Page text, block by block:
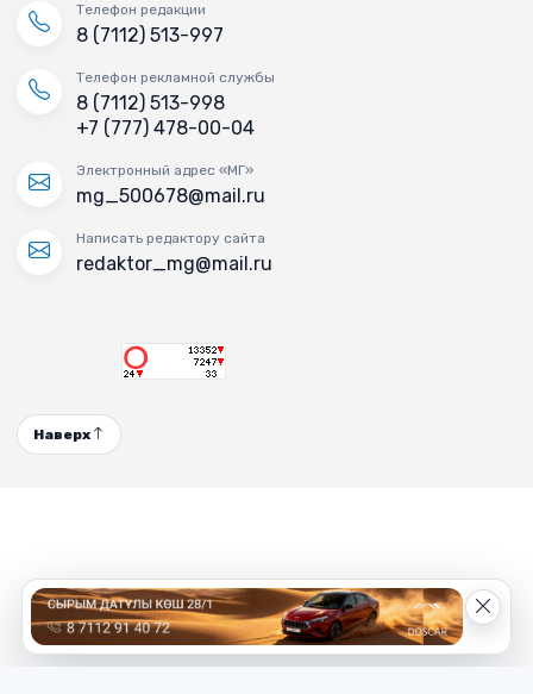
Телефон редакции
8 (7112) 513-997
Телефон рекламной службы
8 (7112) 513-998
+7 (777) 478-00-04
Электронный адрес «МГ»
mg_500678@mail.ru
Написать редактору сайта
redaktor_mg@mail.ru
Наверх